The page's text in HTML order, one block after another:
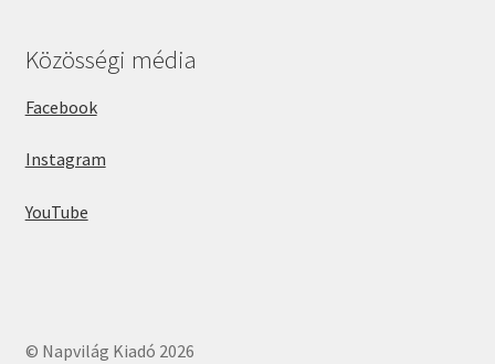
Közösségi média
Facebook
Instagram
YouTube
© Napvilág Kiadó 2026